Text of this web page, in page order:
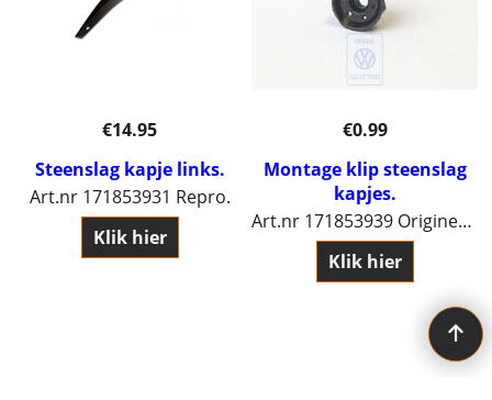
€14.95
Steenslag kapje links.
Art.nr 171853931 Repro.
Klik hier
€0.99
Montage klip steenslag
kapjes.
Art.nr 171853939 Origineel Volkswagen.
Klik hier